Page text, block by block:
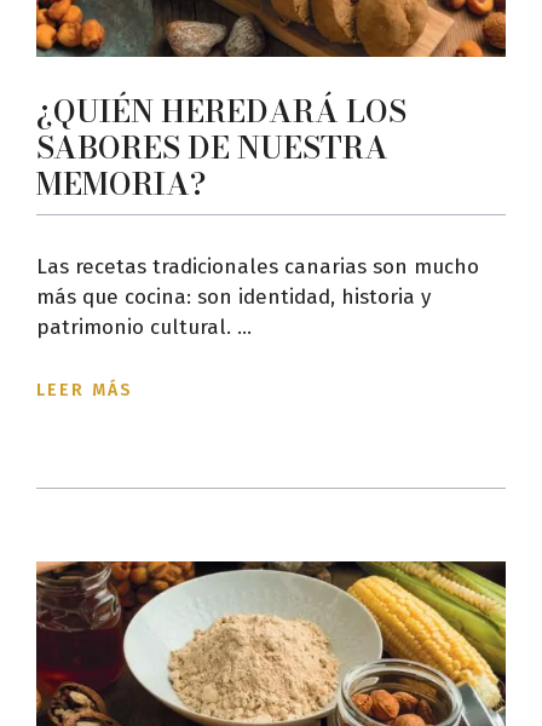
¿QUIÉN HEREDARÁ LOS
SABORES DE NUESTRA
MEMORIA?
Las recetas tradicionales canarias son mucho
más que cocina: son identidad, historia y
patrimonio cultural. ...
LEER MÁS